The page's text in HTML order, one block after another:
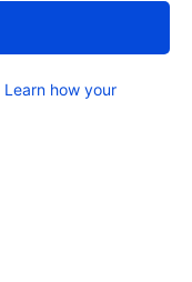
Learn how your